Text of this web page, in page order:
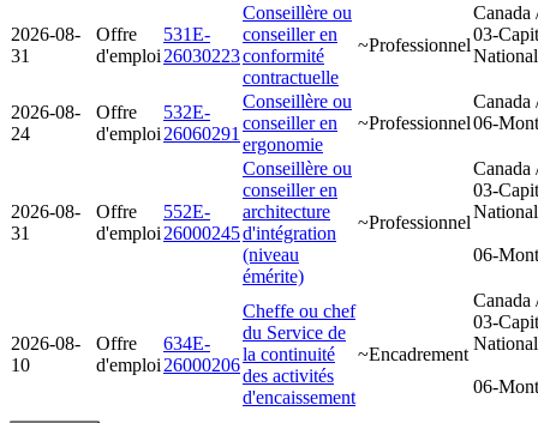
2026-08-
31
Offre
d'emploi
531E-
26030223
Conseillère ou
conseiller en
conformité
contractuelle
~Professionnel
Canada
03-
2026-08-
24
Offre
d'emploi
532E-
26060291
Conseillère ou
conseiller en
ergonomie
~Professionnel
Canada
06-
2026-08-
31
Offre
d'emploi
552E-
26000245
Conseillère ou
conseiller en
architecture
d'intégration
(niveau
émérite)
~Professionnel
Canada
03-
06-
2026-08-
10
Offre
d'emploi
634E-
26000206
Cheffe ou chef
du Service de
la continuité
des activités
d'encaissement
~Encadrement
Canada
03-
06-